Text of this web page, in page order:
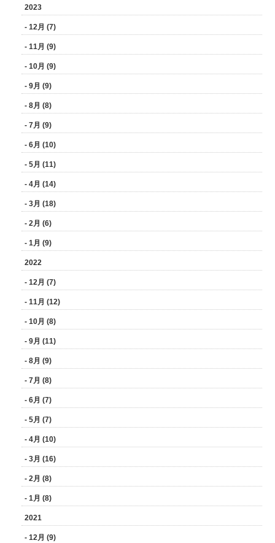
2023
- 12月 (7)
- 11月 (9)
- 10月 (9)
- 9月 (9)
- 8月 (8)
- 7月 (9)
- 6月 (10)
- 5月 (11)
- 4月 (14)
- 3月 (18)
- 2月 (6)
- 1月 (9)
2022
- 12月 (7)
- 11月 (12)
- 10月 (8)
- 9月 (11)
- 8月 (9)
- 7月 (8)
- 6月 (7)
- 5月 (7)
- 4月 (10)
- 3月 (16)
- 2月 (8)
- 1月 (8)
2021
- 12月 (9)